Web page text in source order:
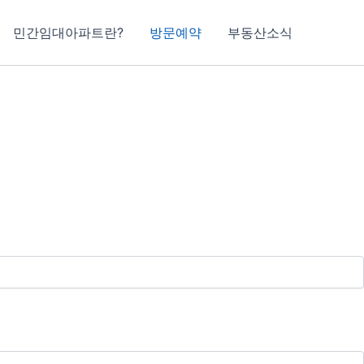
민간임대아파트란? 방문예약 부동산소식